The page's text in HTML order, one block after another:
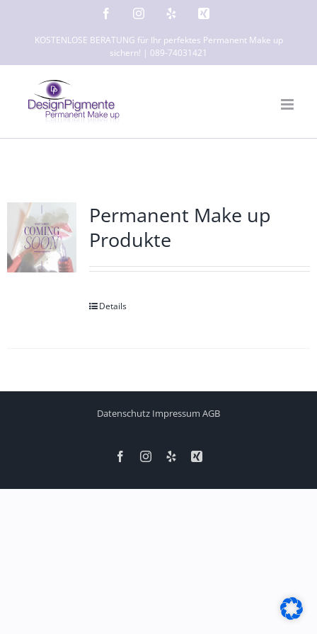
FacebookInstagram
KOSTENLOSE BERATUNG für Ihr perfektes Permanent Make up
sichern! | 089-74031421
Permanent Make up
Produkte
Details
Datenschutz Impressum AGB
FacebookInstagram
Yelp Xing